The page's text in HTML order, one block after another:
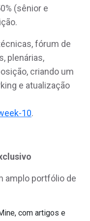
(sênior e
fórum de
plenárias,
criando um
e atualização
10.
amplo portfólio de
com artigos e